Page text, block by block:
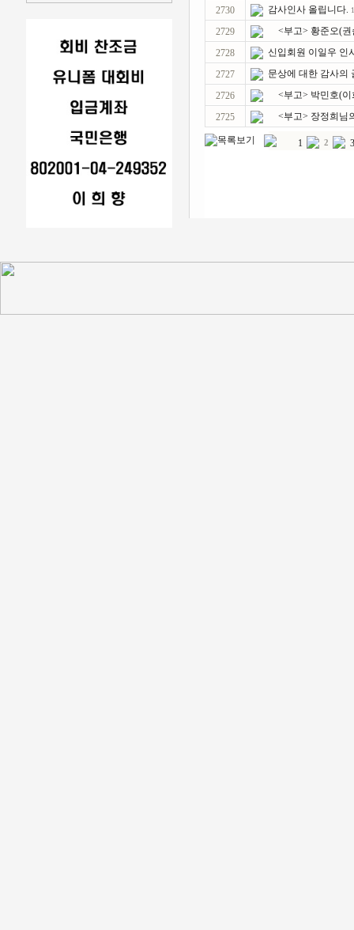
2730
감사인사 올립니다. 1
2729
<부고> 황준오(
2728
신입회원 이일우 인
2727
문상에 대한 감사의
2726
<부고> 박민호(
2725
<부고> 장정희님
1 2 3